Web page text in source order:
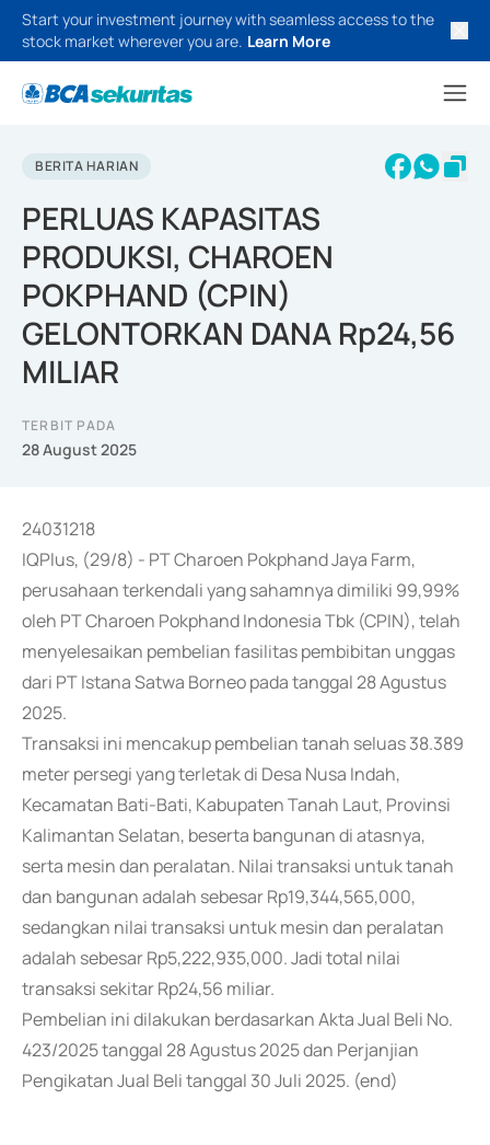
Start your investment journey with seamless access to the
stock market wherever you are. Learn More
BERITA HARIAN
PERLUAS KAPASITAS
PRODUKSI, CHAROEN
POKPHAND (CPIN)
GELONTORKAN DANA Rp24,56
MILIAR
TERBIT PADA
28 August 2025
24031218
IQPlus, (29/8) - PT Charoen Pokphand Jaya Farm,
perusahaan terkendali yang sahamnya dimiliki 99,99%
oleh PT Charoen Pokphand Indonesia Tbk (CPIN), telah
menyelesaikan pembelian fasilitas pembibitan unggas
dari PT Istana Satwa Borneo pada tanggal 28 Agustus
2025.
Transaksi ini mencakup pembelian tanah seluas 38.389
meter persegi yang terletak di Desa Nusa Indah,
Kecamatan Bati-Bati, Kabupaten Tanah Laut, Provinsi
Kalimantan Selatan, beserta bangunan di atasnya,
serta mesin dan peralatan. Nilai transaksi untuk tanah
dan bangunan adalah sebesar Rp19,344,565,000,
sedangkan nilai transaksi untuk mesin dan peralatan
adalah sebesar Rp5,222,935,000. Jadi total nilai
transaksi sekitar Rp24,56 miliar.
Pembelian ini dilakukan berdasarkan Akta Jual Beli No.
423/2025 tanggal 28 Agustus 2025 dan Perjanjian
Pengikatan Jual Beli tanggal 30 Juli 2025. (end)